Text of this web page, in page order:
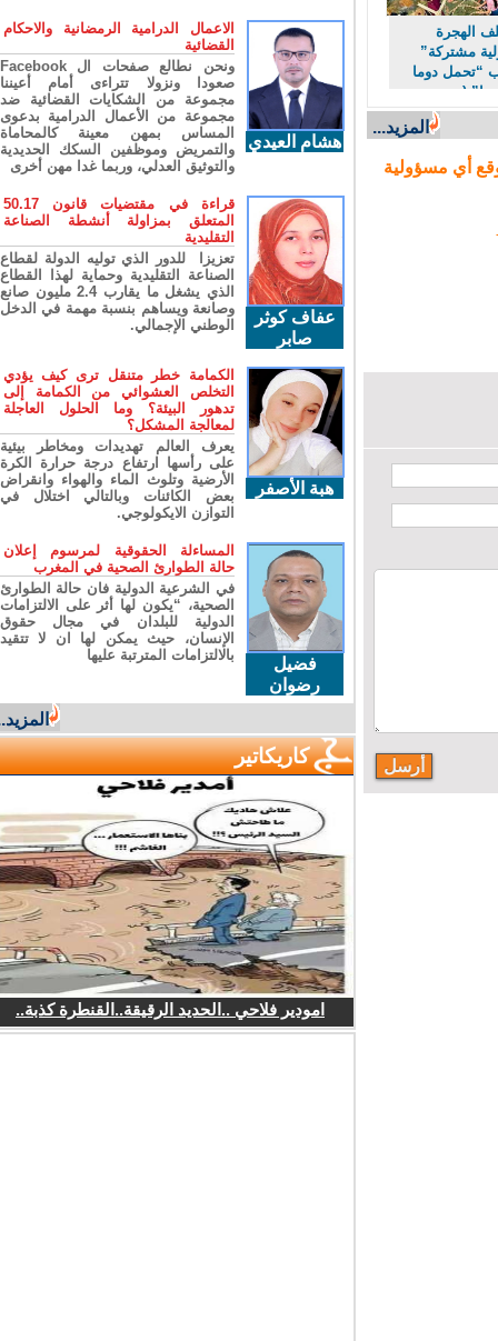
الهجرة
مشتركة”
دوما
(مصدر
المزيد...
أي مسؤولية
هشام العيدي
الاعمال الدرامية الرمضانية والاحكام
القضائية
ونحن نطالع صفحات ال Facebook
صعودا ونزولا تتراءى أمام أعيننا
مجموعة من الشكايات القضائية ضد
مجموعة من الأعمال الدرامية بدعوى
المساس بمهن معينة كالمحاماة
والتمريض وموظفين السكك الحديدية
والتوثيق العدلي، وربما غدا مهن أخرى
عفاف كوثر
صابر
قراءة في مقتضيات قانون 50.17
المتعلق بمزاولة أنشطة الصناعة
التقليدية
تعزيزا للدور الذي توليه الدولة لقطاع
الصناعة التقليدية وحماية لهذا القطاع
الذي يشغل ما يقارب 2.4 مليون صانع
وصانعة ويساهم بنسبة مهمة في الدخل
الوطني الإجمالي.
هبة الأصفر
الكمامة خطر متنقل ترى كيف يؤدي
التخلص العشوائي من الكمامة إلى
تدهور البيئة؟ وما الحلول العاجلة
لمعالجة المشكل؟
يعرف العالم تهديدات ومخاطر بيئية
على رأسها ارتفاع درجة حرارة الكرة
الأرضية وتلوث الماء والهواء وانقراض
بعض الكائنات وبالتالي اختلال في
التوازن الايكولوجي.
فضيل
رضوان
المساءلة الحقوقية لمرسوم إعلان
حالة الطوارئ الصحية في المغرب
في الشرعية الدولية فان حالة الطوارئ
الصحية، “يكون لها أثر على الالتزامات
الدولية للبلدان في مجال حقوق
الإنسان، حيث يمكن لها ان لا تتقيد
بالالتزامات المترتبة عليها
المزيد...
كاريكاتير
امودير فلاحي ..الحديد الرقيقة..القنطرة كذبة..